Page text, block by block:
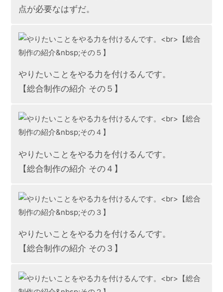
点が必要なはずだ。
やりたいことをやる力を付けるんです。
【総合制作の紹介 その５】
やりたいことをやる力を付けるんです。
【総合制作の紹介 その４】
やりたいことをやる力を付けるんです。
【総合制作の紹介 その３】